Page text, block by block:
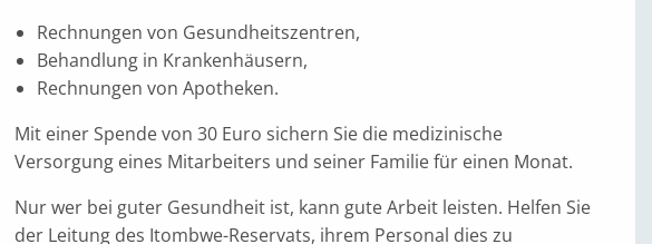
Rechnungen von Gesundheitszentren,
Behandlung in Krankenhäusern,
Rechnungen von Apotheken.
Mit einer Spende von 30 Euro sichern Sie die medizinische
Versorgung eines Mitarbeiters und seiner Familie für einen Monat.
Nur wer bei guter Gesundheit ist, kann gute Arbeit leisten. Helfen Sie
der Leitung des Itombwe-Reservats, ihrem Personal dies zu